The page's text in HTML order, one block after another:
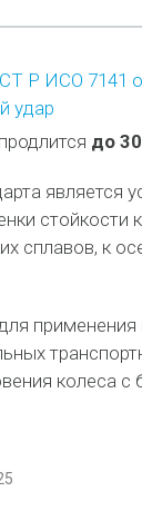
Р ИСО 7141
удар
до
является
стойкости
сплавов, к
колеса